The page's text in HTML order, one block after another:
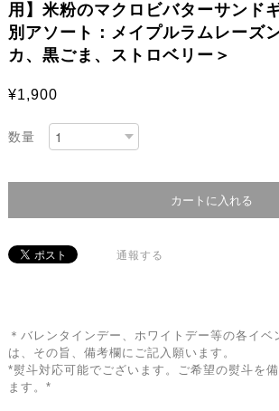
用】米粉のマクロビバターサンド
別アソート：メイプルラムレーズ
カ、黒ごま、ストロベリー＞
¥1,900
数量
通報する
＊バレンタインデー、ホワイトデー等の各イベ
は、その旨、備考欄にご記入願います。
*熨斗対応可能でございます。ご希望の熨斗を
ます。*